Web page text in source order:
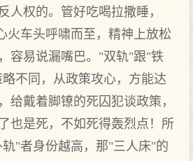
人权的。管好吃喝拉撒睡，
火车头呼啸而至，精神上放松
容易说漏嘴巴。"双轨"跟"铁
不同，从政策攻心，方能达
给戴着脚镣的死囚犯谈政策，
也是死，不如死得轰烈点！所
"者身份越高，那"三人床"的